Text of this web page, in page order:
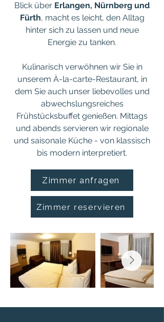
Blick über Erlangen, Nürnberg und
Fürth, macht es leicht, den Alltag
hinter sich zu lassen und neue
Energie zu tanken.
Kulinarisch verwöhnen wir Sie in
unserem À-la-carte-Restaurant, in
dem Sie auch unser liebevolles und
abwechslungsreiches
Frühstücksbuffet genießen. Mittags
und abends servieren wir regionale
und saisonale Küche - von klassisch
bis modern interpretiert.
Zimmer anfragen
Zimmer reservieren